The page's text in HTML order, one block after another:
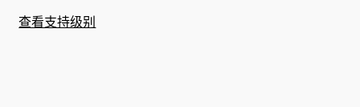
查看支持级别